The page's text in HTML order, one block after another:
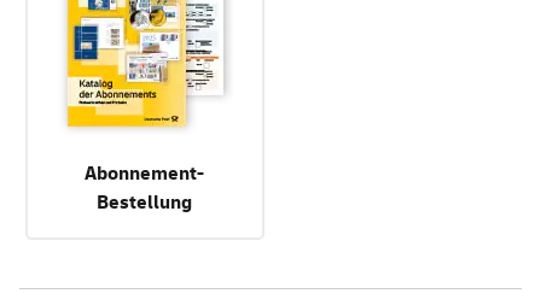
Abonnement-
Bestellung